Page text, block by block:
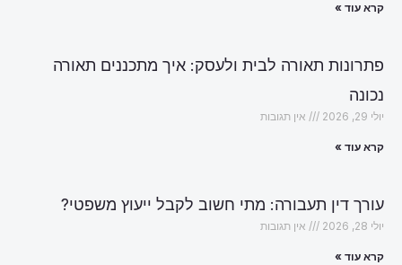
קרא עוד »
פתרונות תאורה לבית ולעסק: איך מתכננים תאורה
נכונה
יולי 29, 2026 אין תגובות
קרא עוד »
עורך דין תעבורה: מתי חשוב לקבל ייעוץ משפטי?
יולי 28, 2026 אין תגובות
קרא עוד »